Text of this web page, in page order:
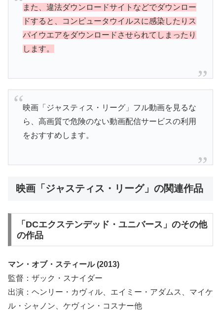
また、違法ダウンロードサイトなどでダウンロー
ドすると、コンピュータウイルスに感染したりス
パイウエアをダウンロードさせられてしまったり
します。
映画「ジャスティス・リーグ」フル動画を見るな
ら、高画質で危険のない動画配信サービスの利用
をおすすめします。
映画「ジャスティス・リーグ」の関連作品
「DCエクステンデッド・ユニバース」のその他
の作品
マン・オブ・スティール (2013)
監督：ザック・スナイダー
出演：ヘンリー・カヴィル、エイミー・アダムス、マイケ
ル・シャノン、ケヴィン・コスナー他